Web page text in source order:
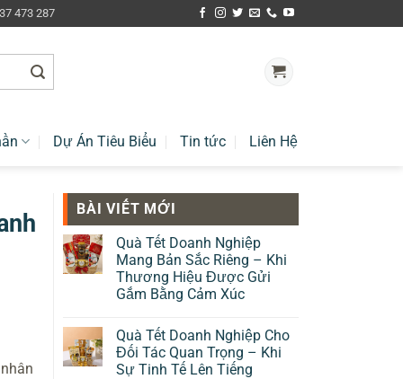
473 287
Dự Án Tiêu Biểu Tin tức Liên Hệ
BÀI VIẾT MỚI
Quà Tết Doanh Nghiệp
Mang Bản Sắc Riêng – Khi
Thương Hiệu Được Gửi
Gắm Bằng Cảm Xúc
Quà Tết Doanh Nghiệp Cho
Đối Tác Quan Trọng – Khi
Sự Tinh Tế Lên Tiếng